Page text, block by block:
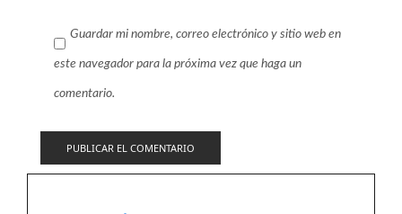
Guardar mi nombre, correo electrónico y sitio web en
este navegador para la próxima vez que haga un
comentario.